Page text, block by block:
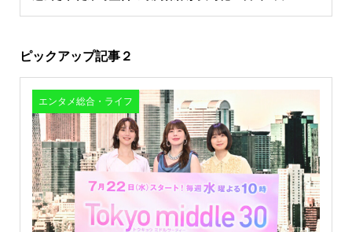
ピックアップ記事２
エンタメ総合・ライフ